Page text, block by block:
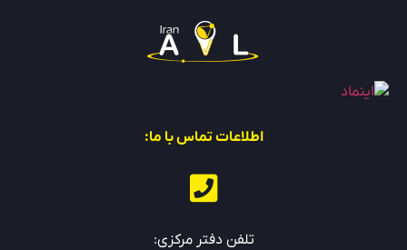
اطلاعات تماس با ما:
تلفن دفتر مرکزی: